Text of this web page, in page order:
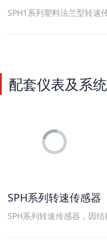
SPH1系列塑料法兰型转速
配套仪表及系统
SPH系列转速传感器
SPH系列转速传感器，因